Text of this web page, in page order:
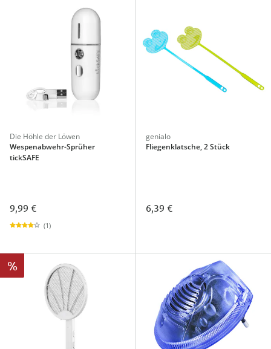
Die Höhle der Löwen
Wespenabwehr-Sprüher
tickSAFE
9,99 €
(1)
genialo
Fliegenklatsche, 2 Stück
6,39 €
%